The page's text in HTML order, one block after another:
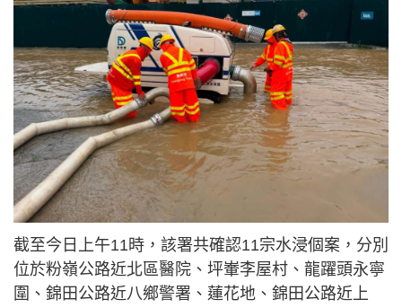
截至今日上午11時，該署共確認11宗水浸個案，分別
位於粉嶺公路近北區醫院、坪輋李屋村、龍躍頭永寧
圍、錦田公路近八鄉警署、蓮花地、錦田公路近上